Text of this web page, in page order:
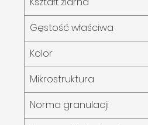
Gęstość właściwa
Kolor
Mikrostruktura
Norma granulacji